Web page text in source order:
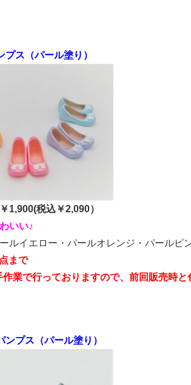
ス（パール塗り）
税込￥2,090）
いい♪
ルイエロー・パールオレンジ・パールピ
まで
業で行っておりますので、前回販売時と
ンプス（パール塗り ）